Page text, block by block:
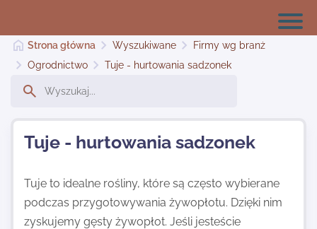
Najnowsze
Strona główna Wyszukiwane
Firmy wg branż
Ogrodnictwo
Tuje - hurtowania sadzonek
Tuje - hurtowania sadzonek
Tuje to idealne rośliny, które są często wybierane
podczas przygotowywania żywopłotu. Dzięki nim
zyskujemy gęsty żywopłot. Jeśli jesteście